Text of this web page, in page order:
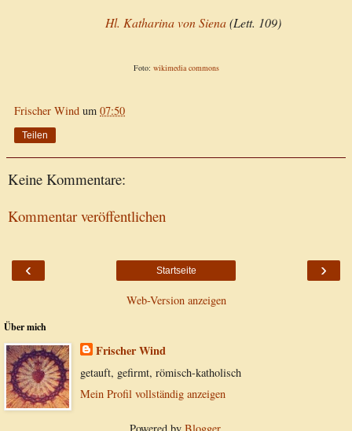
Hl. Katharina von Siena(Lett. 109)
Foto: wikimedia commons
Frischer Wind um 07:50
Teilen
Keine Kommentare:
Kommentar veröffentlichen
‹ ›
Startseite
Web-Version anzeigen
Über mich
Frischer Wind
getauft, gefirmt, römisch-katholisch
Mein Profil vollständig anzeigen
Powered by Blogger.